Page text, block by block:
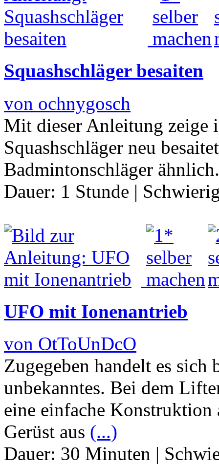
Squashschläger besaiten
von ochnygosch
Mit dieser Anleitung zeige
Squashschläger neu
Badmintonschläger
Dauer: 1 Stunde |
UFO mit Ionenantrieb
von OtToUnDcO
Zugegeben handelt es
unbekanntes. Bei dem
eine einfache
Gerüst aus (...)
Dauer: 30 Minuten |